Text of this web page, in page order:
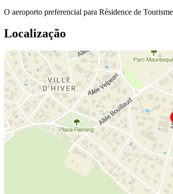
O aeroporto preferencial para Résidence de
Localização